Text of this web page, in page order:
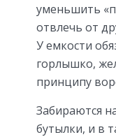
уменьшить
отвлечь от
У емкости
горлышко,
принципу
Забираются
бутылки, и в